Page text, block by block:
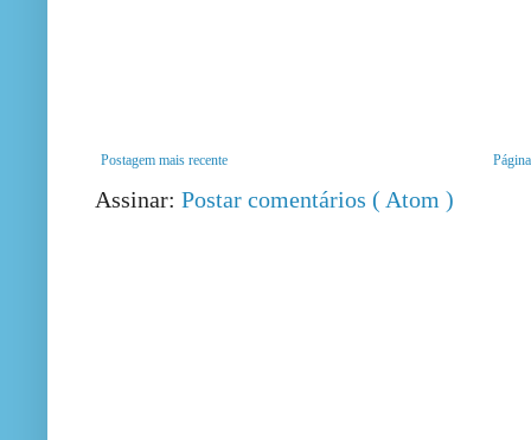
Postagem mais recente
Assinar: Postar comentários ( Atom )